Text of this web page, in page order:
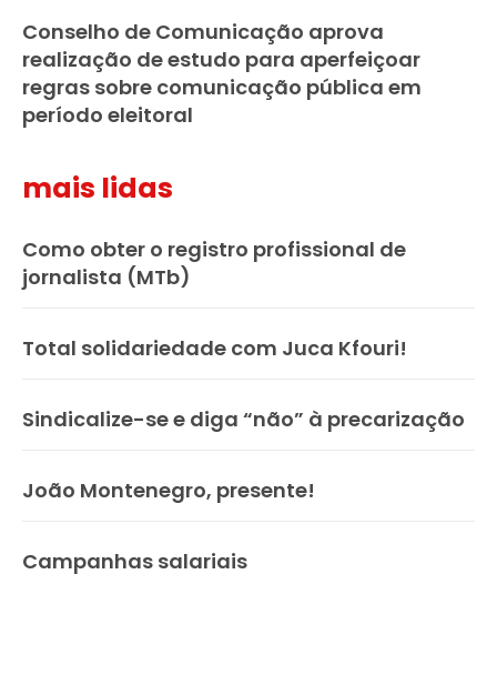
Conselho de Comunicação aprova
realização de estudo para aperfeiçoar
regras sobre comunicação pública em
período eleitoral
mais lidas
Como obter o registro profissional de
jornalista (MTb)
Total solidariedade com Juca Kfouri!
Sindicalize-se e diga “não” à precarização
João Montenegro, presente!
Campanhas salariais